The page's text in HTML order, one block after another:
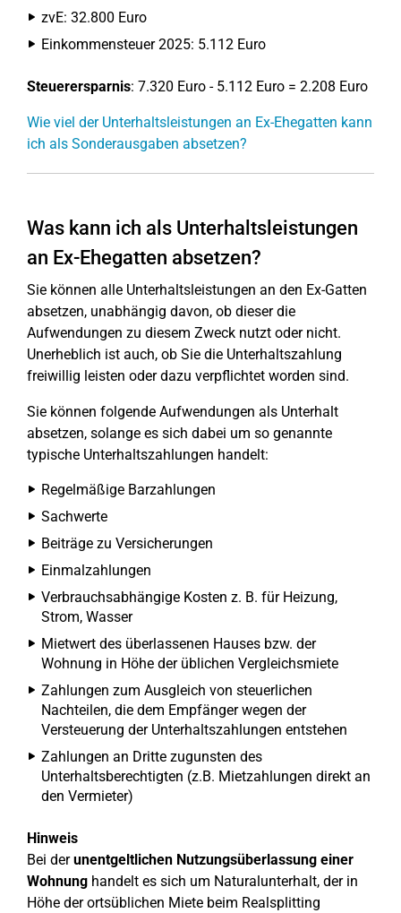
zvE: 32.800 Euro
Einkommensteuer 2025: 5.112 Euro
Steuerersparnis: 7.320 Euro - 5.112 Euro = 2.208 Euro
Wie viel der Unterhaltsleistungen an Ex-Ehegatten kann
ich als Sonderausgaben absetzen?
Was kann ich als Unterhaltsleistungen
an Ex-Ehegatten absetzen?
Sie können alle Unterhaltsleistungen an den Ex-Gatten
absetzen, unabhängig davon, ob dieser die
Aufwendungen zu diesem Zweck nutzt oder nicht.
Unerheblich ist auch, ob Sie die Unterhaltszahlung
freiwillig leisten oder dazu verpflichtet worden sind.
Sie können folgende Aufwendungen als Unterhalt
absetzen, solange es sich dabei um so genannte
typische Unterhaltszahlungen handelt:
Regelmäßige Barzahlungen
Sachwerte
Beiträge zu Versicherungen
Einmalzahlungen
Verbrauchsabhängige Kosten z. B. für Heizung,
Strom, Wasser
Mietwert des überlassenen Hauses bzw. der
Wohnung in Höhe der üblichen Vergleichsmiete
Zahlungen zum Ausgleich von steuerlichen
Nachteilen, die dem Empfänger wegen der
Versteuerung der Unterhaltszahlungen entstehen
Zahlungen an Dritte zugunsten des
Unterhaltsberechtigten (z.B. Mietzahlungen direkt an
den Vermieter)
Hinweis
Bei derunentgeltlichen Nutzungsüberlassung einer
Wohnung handelt es sich um Naturalunterhalt, der in
Höhe der ortsüblichen Miete beim Realsplitting